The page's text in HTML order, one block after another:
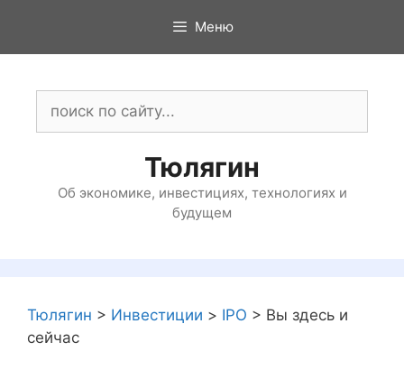
содержимому
Меню
Тюлягин
Об экономике, инвестициях, технологиях и
будущем
Тюлягин > Инвестиции > IPO > Вы здесь и
сейчас